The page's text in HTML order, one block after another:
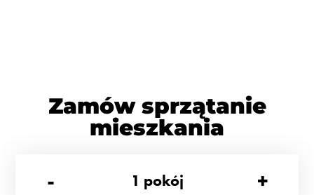
Zamów sprzątanie
mieszkania
-
1 pokój +